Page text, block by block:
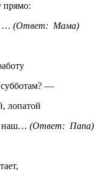
прямо:
… (Ответ: Мама)
—
лопатой
наш… (Ответ: Папа)